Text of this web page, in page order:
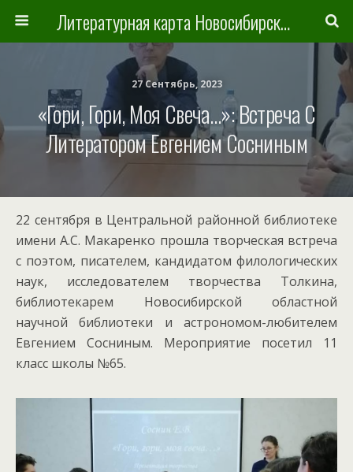
Литературная карта Новосибирска и Новосибирской области
27 Сентябрь, 2023
«Гори, Гори, Моя Свеча…»: Встреча С
Литератором Евгением Сосниным
22 сентября в Центральной районной библиотеке
имени А.С. Макаренко прошла творческая встреча
с поэтом, писателем, кандидатом филологических
наук, исследователем творчества Толкина,
библиотекарем Новосибирской областной
научной библиотеки и астрономом-любителем
Евгением Сосниным. Мероприятие посетил 11
класс школы №65.